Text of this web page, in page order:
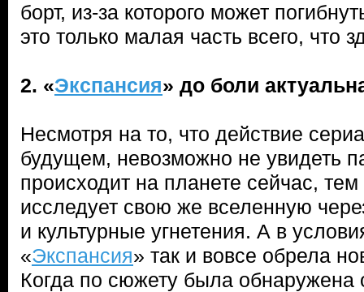
борт, из-за которого может
это только малая часть всего, что
2. «Экспансия» до боли
Несмотря на то, что действие
будущем, невозможно не увидеть
происходит на планете сейчас,
исследует свою же вселенную
и культурные угнетения. А в
«Экспансия» так и вовсе обрела
Когда по сюжету была обнаружена